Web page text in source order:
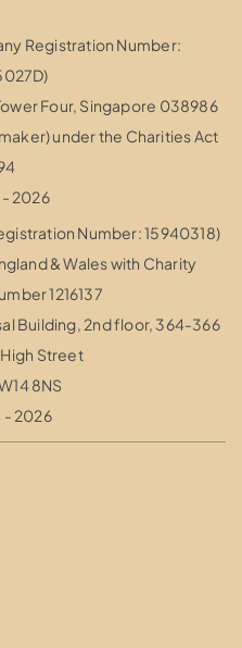
Registration Number:
Four, Singapore 038986
under the Charities Act
2026
Number: 15940318)
& Wales with Charity
1216137
Building, 2nd floor, 364-366
Street
8NS
2026